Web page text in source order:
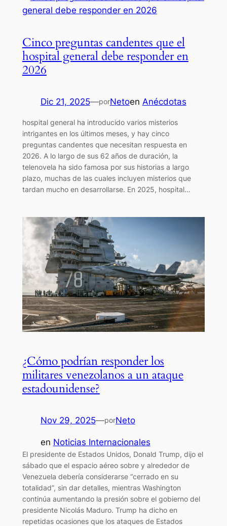
Cinco preguntas candentes que el
hospital general debe responder en
2026
Dic 21, 2025—porNetoen Anécdotas
hospital general ha introducido varios misterios
intrigantes en los últimos meses, y hay cinco
preguntas candentes que necesitan respuesta en
2026. A lo largo de sus 62 años de duración, la
telenovela ha sido famosa por sus historias a largo
plazo, muchas de las cuales incluyen misterios que
tardan mucho en desarrollarse. En 2025, hospital…
¿Cómo podrían responder los
militares venezolanos a un ataque
estadounidense?
Nov 29, 2025—porNeto
en Noticias Internacionales
El presidente de Estados Unidos, Donald Trump, dijo el
sábado que el espacio aéreo sobre y alrededor de
Venezuela debería considerarse “cerrado en su
totalidad”, sin dar detalles, mientras Washington
continúa aumentando la presión sobre el gobierno del
presidente Nicolás Maduro. Trump ha dicho en
repetidas ocasiones que los ataques de Estados